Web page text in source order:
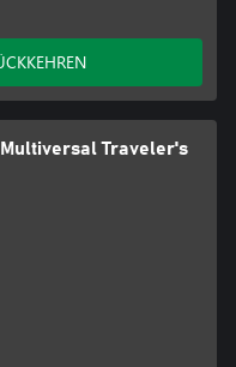
Traveler's